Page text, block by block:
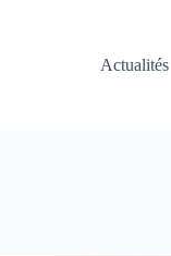
Actualités